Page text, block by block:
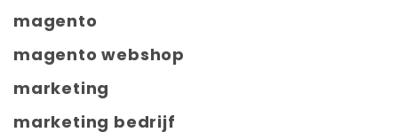
magento
magento webshop
marketing
marketing bedrijf